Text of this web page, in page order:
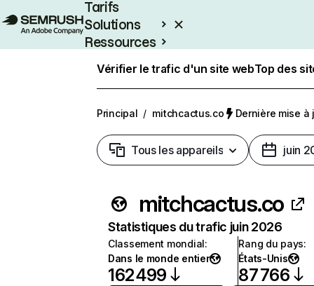
Tarifs
Solutions
Ressources
Vérifier le trafic d'un site webTop des
Principal / mitchcactus.co Dernière mise à
Tous les appareils juin
mitchcactus.co
Statistiques du trafic juin 2026
Classement mondial:
Dans le monde entier
162 499
Rang du pays:
États-Unis
87 766